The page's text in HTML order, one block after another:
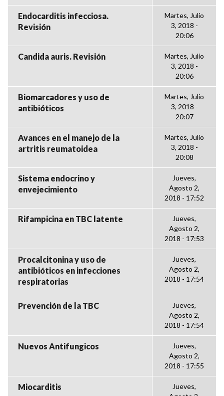
Endocarditis infecciosa.
Revisión
Martes, Julio
3, 2018 -
20:06
Candida auris. Revisión
Martes, Julio
3, 2018 -
20:06
Biomarcadores y uso de
antibióticos
Martes, Julio
3, 2018 -
20:07
Avances en el manejo de la
artritis reumatoidea
Martes, Julio
3, 2018 -
20:08
Sistema endocrino y
envejecimiento
Jueves,
Agosto 2,
2018 - 17:52
Rifampicina en TBC latente
Jueves,
Agosto 2,
2018 - 17:53
Procalcitonina y uso de
antibióticos en infecciones
respiratorias
Jueves,
Agosto 2,
2018 - 17:54
Prevención de la TBC
Jueves,
Agosto 2,
2018 - 17:54
Nuevos Antifungicos
Jueves,
Agosto 2,
2018 - 17:55
Miocarditis
Jueves,